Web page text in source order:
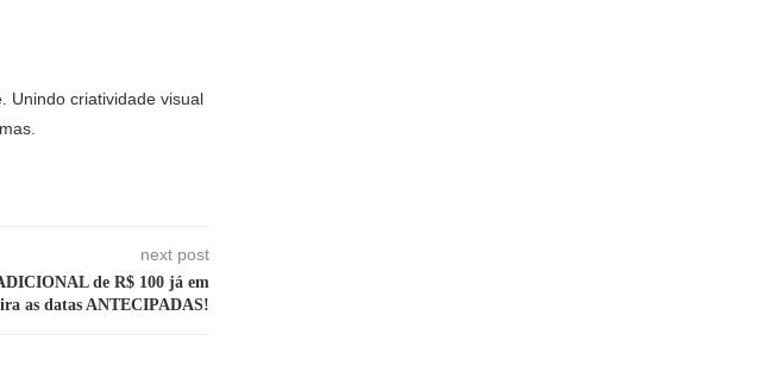
Unindo criatividade visual
next post
de R$ 100 já em
as datas ANTECIPADAS!